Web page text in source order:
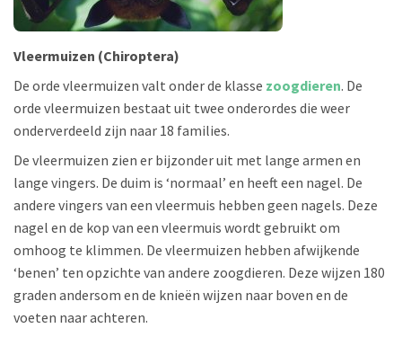
Vleermuizen (Chiroptera)
De orde vleermuizen valt onder de klasse zoogdieren. De
orde vleermuizen bestaat uit twee onderordes die weer
onderverdeeld zijn naar 18 families.
De vleermuizen zien er bijzonder uit met lange armen en
lange vingers. De duim is ‘normaal’ en heeft een nagel. De
andere vingers van een vleermuis hebben geen nagels. Deze
nagel en de kop van een vleermuis wordt gebruikt om
omhoog te klimmen. De vleermuizen hebben afwijkende
‘benen’ ten opzichte van andere zoogdieren. Deze wijzen 180
graden andersom en de knieën wijzen naar boven en de
voeten naar achteren.